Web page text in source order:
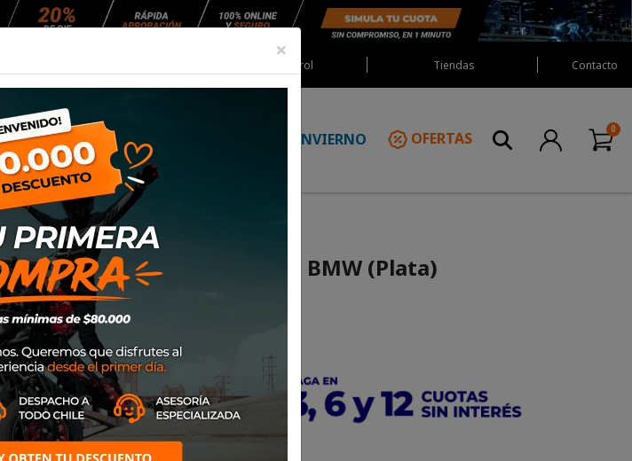
Red Castrol Tiendas Contacto
NEUMÁTICOS MANTENCIÓN INVIERNO OFERTAS
Parrilla SW Motech para BMW (Plata)
SKUGPB.07.710.10000/S
$54.890
Parrilla SW Motech para BMW (Plata)
×